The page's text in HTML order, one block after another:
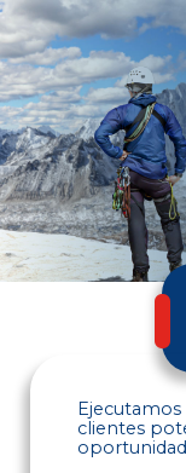
clientes